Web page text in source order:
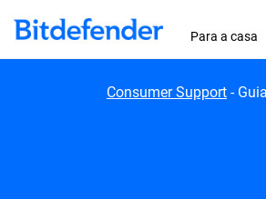
Skip to content
Para a casa
Consumer Support -